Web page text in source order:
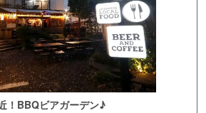
！BBQビアガーデン♪